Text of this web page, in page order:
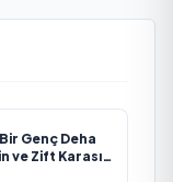
Genç Deha
ve Zift Karası